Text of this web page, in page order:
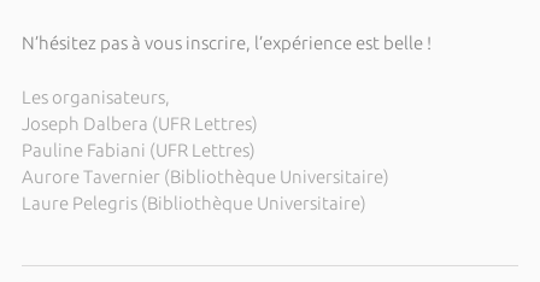
N’hésitez pas à vous inscrire, l’expérience est belle !
Les organisateurs,
Joseph Dalbera (UFR Lettres)
Pauline Fabiani (UFR Lettres)
Aurore Tavernier (Bibliothèque Universitaire)
Laure Pelegris (Bibliothèque Universitaire)